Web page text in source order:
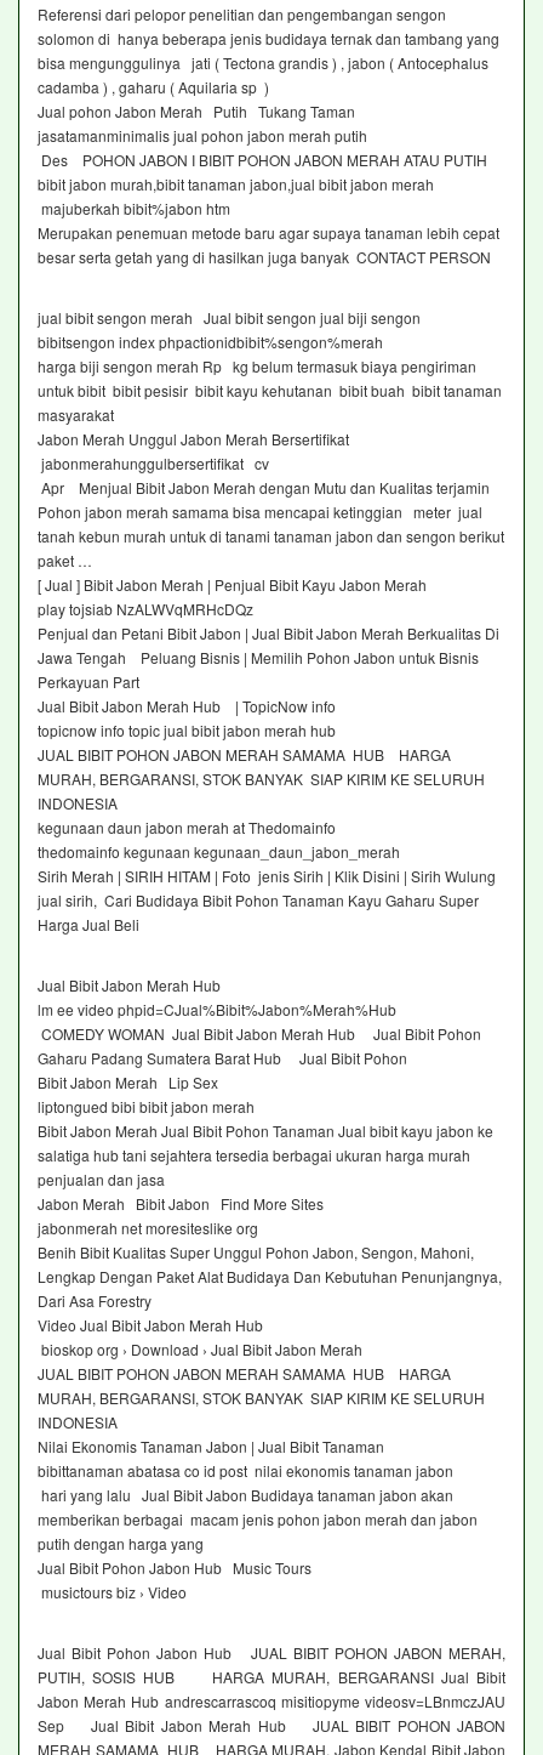
Referensi dari pelopor penelitian dan pengembangan sengon
solomon di hanya beberapa jenis budidaya ternak dan tambang yang
bisa mengunggulinya jati ( Tectona grandis ) , jabon ( Antocephalus
cadamba ) , gaharu ( Aquilaria sp )
Jual pohon Jabon Merah Putih Tukang Taman
jasatamanminimalis jual pohon jabon merah putih
Des POHON JABON I BIBIT POHON JABON MERAH ATAU PUTIH
bibit jabon murah,bibit tanaman jabon,jual bibit jabon merah
majuberkah bibit%jabon htm
Merupakan penemuan metode baru agar supaya tanaman lebih cepat
besar serta getah yang di hasilkan juga banyak CONTACT PERSON
jual bibit sengon merah Jual bibit sengon jual biji sengon
bibitsengon index phpactionidbibit%sengon%merah
harga biji sengon merah Rp kg belum termasuk biaya pengiriman
untuk bibit bibit pesisir bibit kayu kehutanan bibit buah bibit tanaman
masyarakat
Jabon Merah Unggul Jabon Merah Bersertifikat
jabonmerahunggulbersertifikat cv
Apr Menjual Bibit Jabon Merah dengan Mutu dan Kualitas terjamin
Pohon jabon merah samama bisa mencapai ketinggian meter jual
tanah kebun murah untuk di tanami tanaman jabon dan sengon berikut
paket …
[ Jual ] Bibit Jabon Merah | Penjual Bibit Kayu Jabon Merah
play tojsiab NzALWVqMRHcDQz
Penjual dan Petani Bibit Jabon | Jual Bibit Jabon Merah Berkualitas Di
Jawa Tengah Peluang Bisnis | Memilih Pohon Jabon untuk Bisnis
Perkayuan Part
Jual Bibit Jabon Merah Hub | TopicNow info
topicnow info topic jual bibit jabon merah hub
JUAL BIBIT POHON JABON MERAH SAMAMA HUB HARGA
MURAH, BERGARANSI, STOK BANYAK SIAP KIRIM KE SELURUH
INDONESIA
kegunaan daun jabon merah at Thedomainfo
thedomainfo kegunaan kegunaan_daun_jabon_merah
Sirih Merah | SIRIH HITAM | Foto jenis Sirih | Klik Disini | Sirih Wulung
jual sirih, Cari Budidaya Bibit Pohon Tanaman Kayu Gaharu Super
Harga Jual Beli
Jual Bibit Jabon Merah Hub
lm ee video phpid=CJual%Bibit%Jabon%Merah%Hub
COMEDY WOMAN Jual Bibit Jabon Merah Hub Jual Bibit Pohon
Gaharu Padang Sumatera Barat Hub Jual Bibit Pohon
Bibit Jabon Merah Lip Sex
liptongued bibi bibit jabon merah
Bibit Jabon Merah Jual Bibit Pohon Tanaman Jual bibit kayu jabon ke
salatiga hub tani sejahtera tersedia berbagai ukuran harga murah
penjualan dan jasa
Jabon Merah Bibit Jabon Find More Sites
jabonmerah net moresiteslike org
Benih Bibit Kualitas Super Unggul Pohon Jabon, Sengon, Mahoni,
Lengkap Dengan Paket Alat Budidaya Dan Kebutuhan Penunjangnya,
Dari Asa Forestry
Video Jual Bibit Jabon Merah Hub
bioskop org › Download › Jual Bibit Jabon Merah
JUAL BIBIT POHON JABON MERAH SAMAMA HUB HARGA
MURAH, BERGARANSI, STOK BANYAK SIAP KIRIM KE SELURUH
INDONESIA
Nilai Ekonomis Tanaman Jabon | Jual Bibit Tanaman
bibittanaman abatasa co id post nilai ekonomis tanaman jabon
hari yang lalu Jual Bibit Jabon Budidaya tanaman jabon akan
memberikan berbagai macam jenis pohon jabon merah dan jabon
putih dengan harga yang
Jual Bibit Pohon Jabon Hub Music Tours
musictours biz › Video
Jual Bibit Pohon Jabon Hub JUAL BIBIT POHON JABON MERAH,
PUTIH, SOSIS HUB HARGA MURAH, BERGARANSI Jual Bibit
Jabon Merah Hub andrescarrascoq misitiopyme videosv=LBnmczJAU
Sep Jual Bibit Jabon Merah Hub JUAL BIBIT POHON JABON
MERAH SAMAMA HUB HARGA MURAH, Jabon Kendal Bibit Jabon